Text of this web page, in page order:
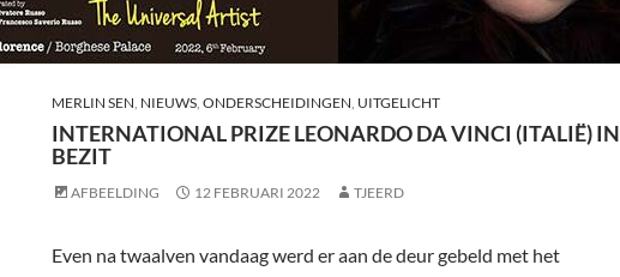
MERLIN SEN, NIEUWS, ONDERSCHEIDINGEN, UITGELICHT
INTERNATIONAL PRIZE LEONARDO DA VINCI (ITALIË) IN
BEZIT
AFBEELDING 12 FEBRUARI 2022 TJEERD
Even na twaalven vandaag werd er aan de deur gebeld met het